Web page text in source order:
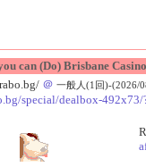
can (Do) Brisbane
＠ 一般人(1回)-(2026/
special/dealbox-